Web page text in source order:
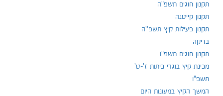
תקנון חוגים תשפ"ה
תקנון קייטנה
תקנון פעילות קיץ תשפ''ה
בדיקה
תקנון חוגים תשפ"ו
מכינת קיץ בוגרי כיתות ז'-ט'
תשפ"ו
המשך הקיץ במעונות היום